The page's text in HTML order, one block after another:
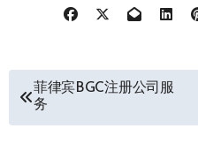
菲律宾BGC注册公司服
务